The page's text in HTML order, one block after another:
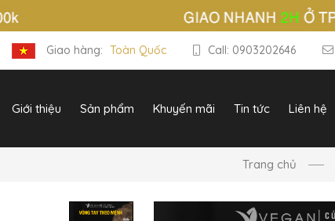
Giao hàng: Toàn Quốc Call: 0903202646
Giới thiệu Sản phẩm Khuyến mãi Tin tức Liên hệ
Trang chủ